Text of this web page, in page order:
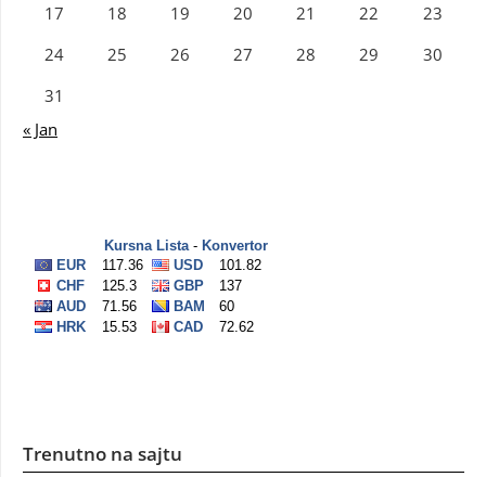
17
18 19 20 21 22
23
24
25 26 27 28 29
30
31
« Jan
Trenutno na sajtu